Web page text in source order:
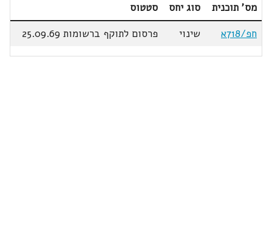
מס' תוכנית סוג יחס
סטטוס
חפ/718א
שינוי פרסום לתוקף ברשומות 25.09.69